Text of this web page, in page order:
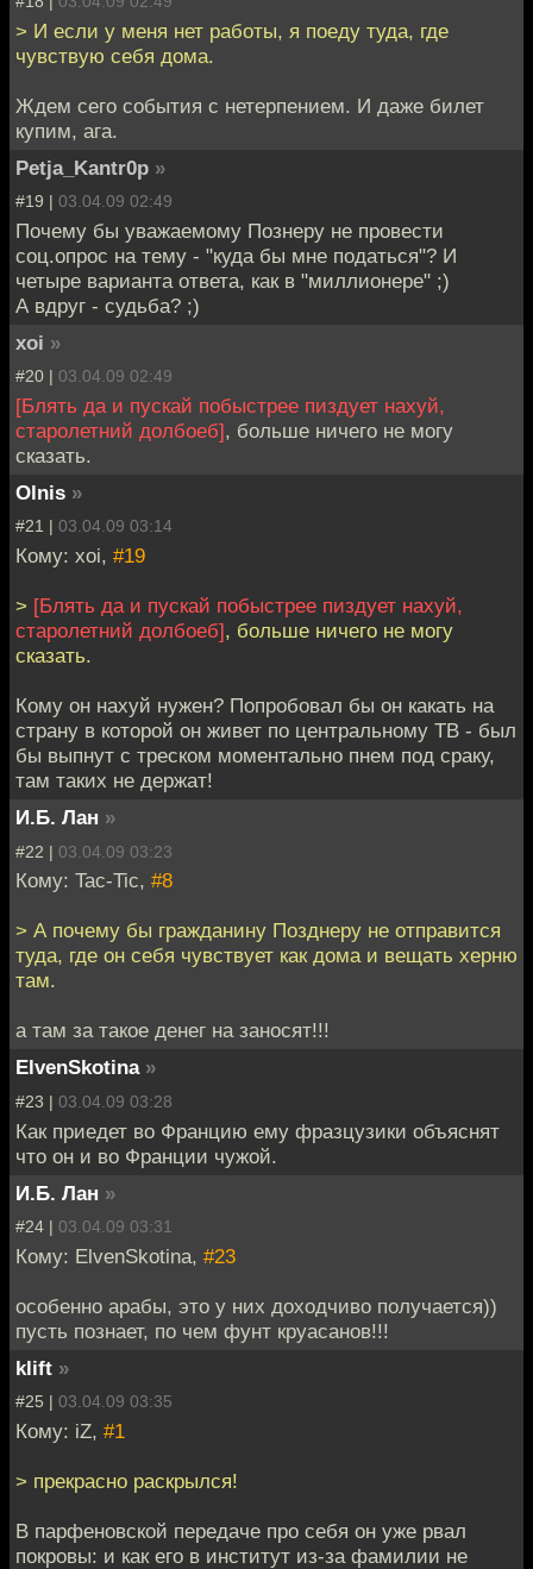
> И если у меня нет работы, я поеду туда, где
чувствую себя дома.
Ждем сего события с нетерпением. И даже билет
купим, ага.
Petja_Kantr0p »
#19 | 03.04.09 02:49
Почему бы уважаемому Познеру не провести
соц.опрос на тему - "куда бы мне податься"? И
четыре варианта ответа, как в "миллионере" ;)
А вдруг - судьба? ;)
xoi »
#20 | 03.04.09 02:49
[Блять да и пускай побыстрее пиздует нахуй,
старолетний долбоеб], больше ничего не могу
сказать.
Olnis »
#21 | 03.04.09 03:14
Кому: xoi, #19
> [Блять да и пускай побыстрее пиздует нахуй,
старолетний долбоеб], больше ничего не могу
сказать.
Кому он нахуй нужен? Попробовал бы он какать на
страну в которой он живет по центральному ТВ - был
бы выпнут с треском моментально пнем под сраку,
там таких не держат!
И.Б. Лан »
#22 | 03.04.09 03:23
Кому: Tac-Tic, #8
> А почему бы гражданину Позднеру не отправится
туда, где он себя чувствует как дома и вещать херню
там.
а там за такое денег на заносят!!!
ElvenSkotina »
#23 | 03.04.09 03:28
Как приедет во Францию ему фразцузики объяснят
что он и во Франции чужой.
И.Б. Лан »
#24 | 03.04.09 03:31
Кому: ElvenSkotina, #23
особенно арабы, это у них доходчиво получается))
пусть познает, по чем фунт круасанов!!!
klift »
#25 | 03.04.09 03:35
Кому: iZ, #1
> прекрасно раскрылся!
В парфеновской передаче про себя он уже рвал
покровы: и как его в институт из-за фамилии не